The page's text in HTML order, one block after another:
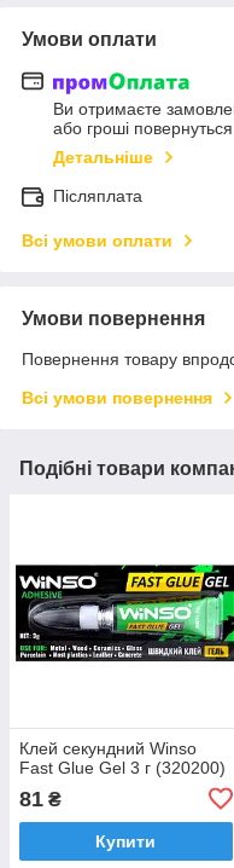
Умови оплати
Ви отримаєте
або гроші
Детальніше
Післяплата
Всі умови оплати
Умови повернення
Повернення товару
Всі умови повернення
Подібні товари
Клей секундний Winso
Fast Glue Gel 3 г (320200)
81 ₴
Купити